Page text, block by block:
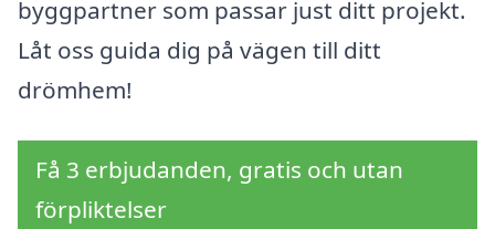
byggpartner som passar just ditt projekt.
Låt oss guida dig på vägen till ditt
drömhem!
Få 3 erbjudanden, gratis och utan
förpliktelser